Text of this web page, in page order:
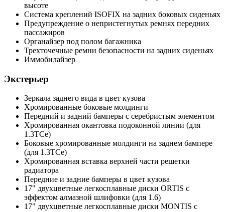
высоте
Система креплений ISOFIX на задних боковых сиденьях
Предупреждение о непристегнутых ремнях передних
пассажиров
Органайзер под полом багажника
Трехточечные ремни безопасности на задних сиденьях
Иммобилайзер
Экстерьер
Зеркала заднего вида в цвет кузова
Хромированные боковые молдинги
Передний и задний бамперы с серебристым элементом
Хромированная окантовка подоконной линии (для
1.3TCe)
Боковые хромированные молдинги на заднем бампере
(для 1.3TCe)
Хромированная вставка верхней части решетки
радиатора
Передние и задние бамперы в цвет кузова
17" двухцветные легкосплавные диски ORTIS с
эффектом алмазной шлифовки (для 1.6)
17" двухцветные легкосплавные диски MONTIS с